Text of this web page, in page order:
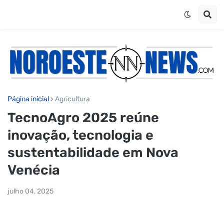
Página inicial Agricultura
TecnoAgro 2025 reúne
inovação, tecnologia e
sustentabilidade em Nova
Venécia
julho 04, 2025